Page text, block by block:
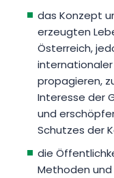
das Konzept
erzeugten
Österreich,
propagieren,
Interesse der
und
Schutzes der
die
Methoden